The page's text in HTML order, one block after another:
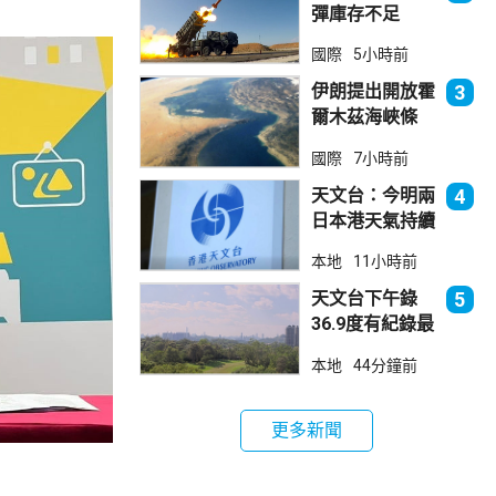
彈庫存不足
長促加快生產武
器
國際 5小時前
伊朗提出開放霍
爾木茲海峽條
賠償等
3
國際 7小時前
天文台：今明兩
日本港天氣持續
4
本地 11小時前
天文台下午錄
36.9度有紀錄最
度境內最高
5
本地 44分鐘前
更多新聞